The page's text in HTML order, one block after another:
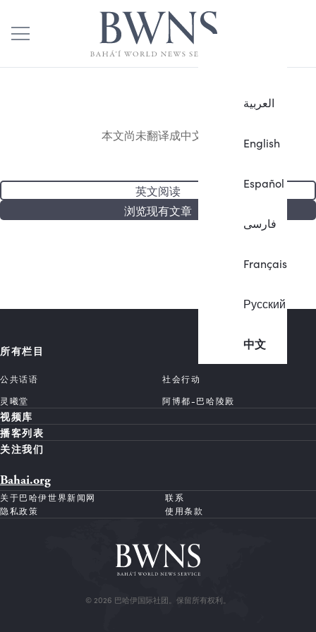
العربية
English
Español
فارسی
Français
Русский
中文
本文尚未翻译成中文。
英文阅读
浏览现有文章
所有栏目
公共话语
社会行动
灵曦堂
阿博都-巴哈陵殿
视频库
播客列表
关注我们
Bahai.org
关于巴哈伊世界新闻网
联系
隐私政策
使用条款
© 2026 巴哈伊国际社团。保留所有权利。